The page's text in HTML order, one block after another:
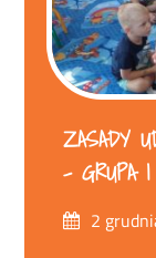
ZASADY
– GRUPA I
Posted
2